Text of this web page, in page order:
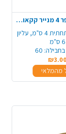
מנג'טים מספר 4 מנייר קקאו מתכלה 60 יח' - טבעי
קוטר תחתית 4 ס"מ, עליון
6 ס"מ
60
₪3.00
מהמלאי